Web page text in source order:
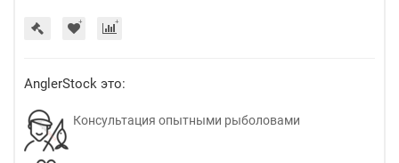
AnglerStock это:
Консультация опытными рыболовами